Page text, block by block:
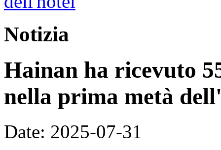
Notizia
Hainan ha ricevuto
nella prima metà
Date: 2025-07-31